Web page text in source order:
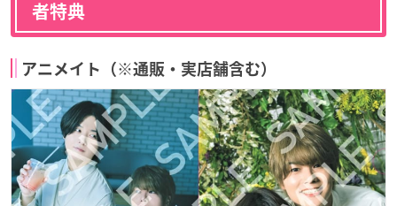
者特典
アニメイト（※通販・実店舗含む）